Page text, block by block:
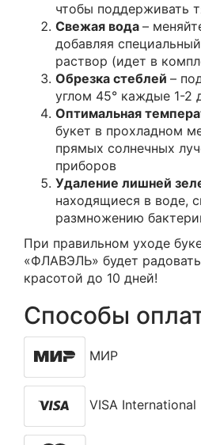
чтобы поддерживать
Свежая вода –
добавляя
раствор (идет в
Обрезка стеблей –
углом 45° каждые 1-2
Оптимальная
букет в прохладном
прямых солнечных
приборов
Удаление лишней
находящиеся в воде,
размножению
При правильном уходе
«ФЛАВЭЛЬ» будет
красотой до 10 дней!
Способы
МИР
VISA International